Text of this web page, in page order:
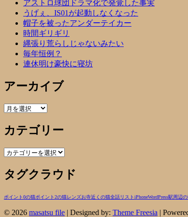
アストロ球団ドラマ化で発覚した事実
うげぇ、IS01が起動しなくなった
帽子を被ったアンダーテイカー
時間ギリギリ
縄張り荒らしじゃないみたい
毎年恒例？
連休明け豪快に寝坊
アーカイブ
ア
カ
イ
ブ
カテゴリー
カ
ゴ
リ
タグクラウド
ポイント0の猫ポイント2の猫レンズお寺近くの猫全話リストiPhoneWordPress駅周辺
© 2026 masatsu file | Designed by: Theme Freesia |